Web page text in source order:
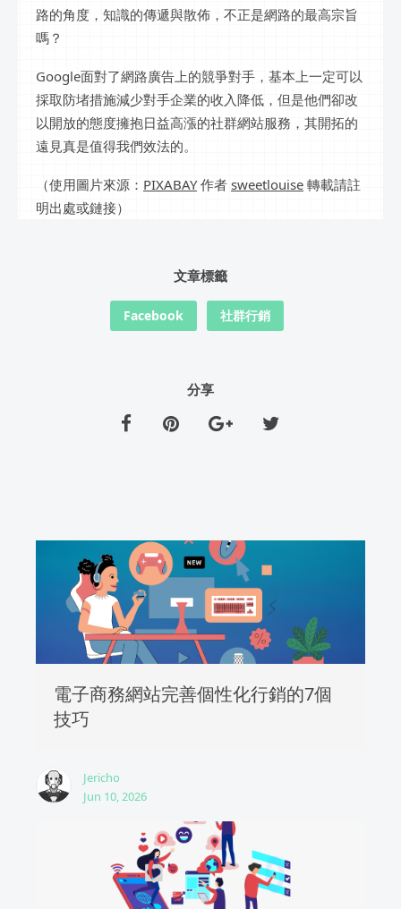
路的角度，知識的傳遞與散佈，不正是網路的最高宗旨
嗎？
Google面對了網路廣告上的競爭對手，基本上一定可以
採取防堵措施減少對手企業的收入降低，但是他們卻改
以開放的態度擁抱日益高漲的社群網站服務，其開拓的
遠見真是值得我們效法的。
（使用圖片來源： PIXABAY作者 sweetlouise 轉載請註
明出處或鏈接）
文章標籤
Facebook 社群行銷
分享
電子商務網站完善個性化行銷的7個
技巧
Jericho
Jun 10, 2026